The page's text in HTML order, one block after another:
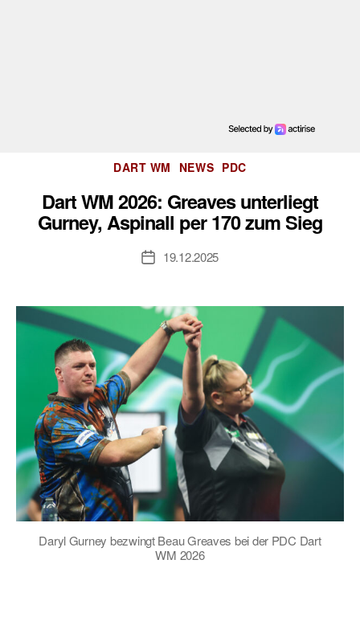
Kategorien
DART WM NEWS PDC
Dart WM 2026: Greaves unterliegt
Gurney, Aspinall per 170 zum Sieg
Veröffentlichungsdatum
19.12.2025
Daryl Gurney bezwingt Beau Greaves bei der PDC Dart
WM 2026